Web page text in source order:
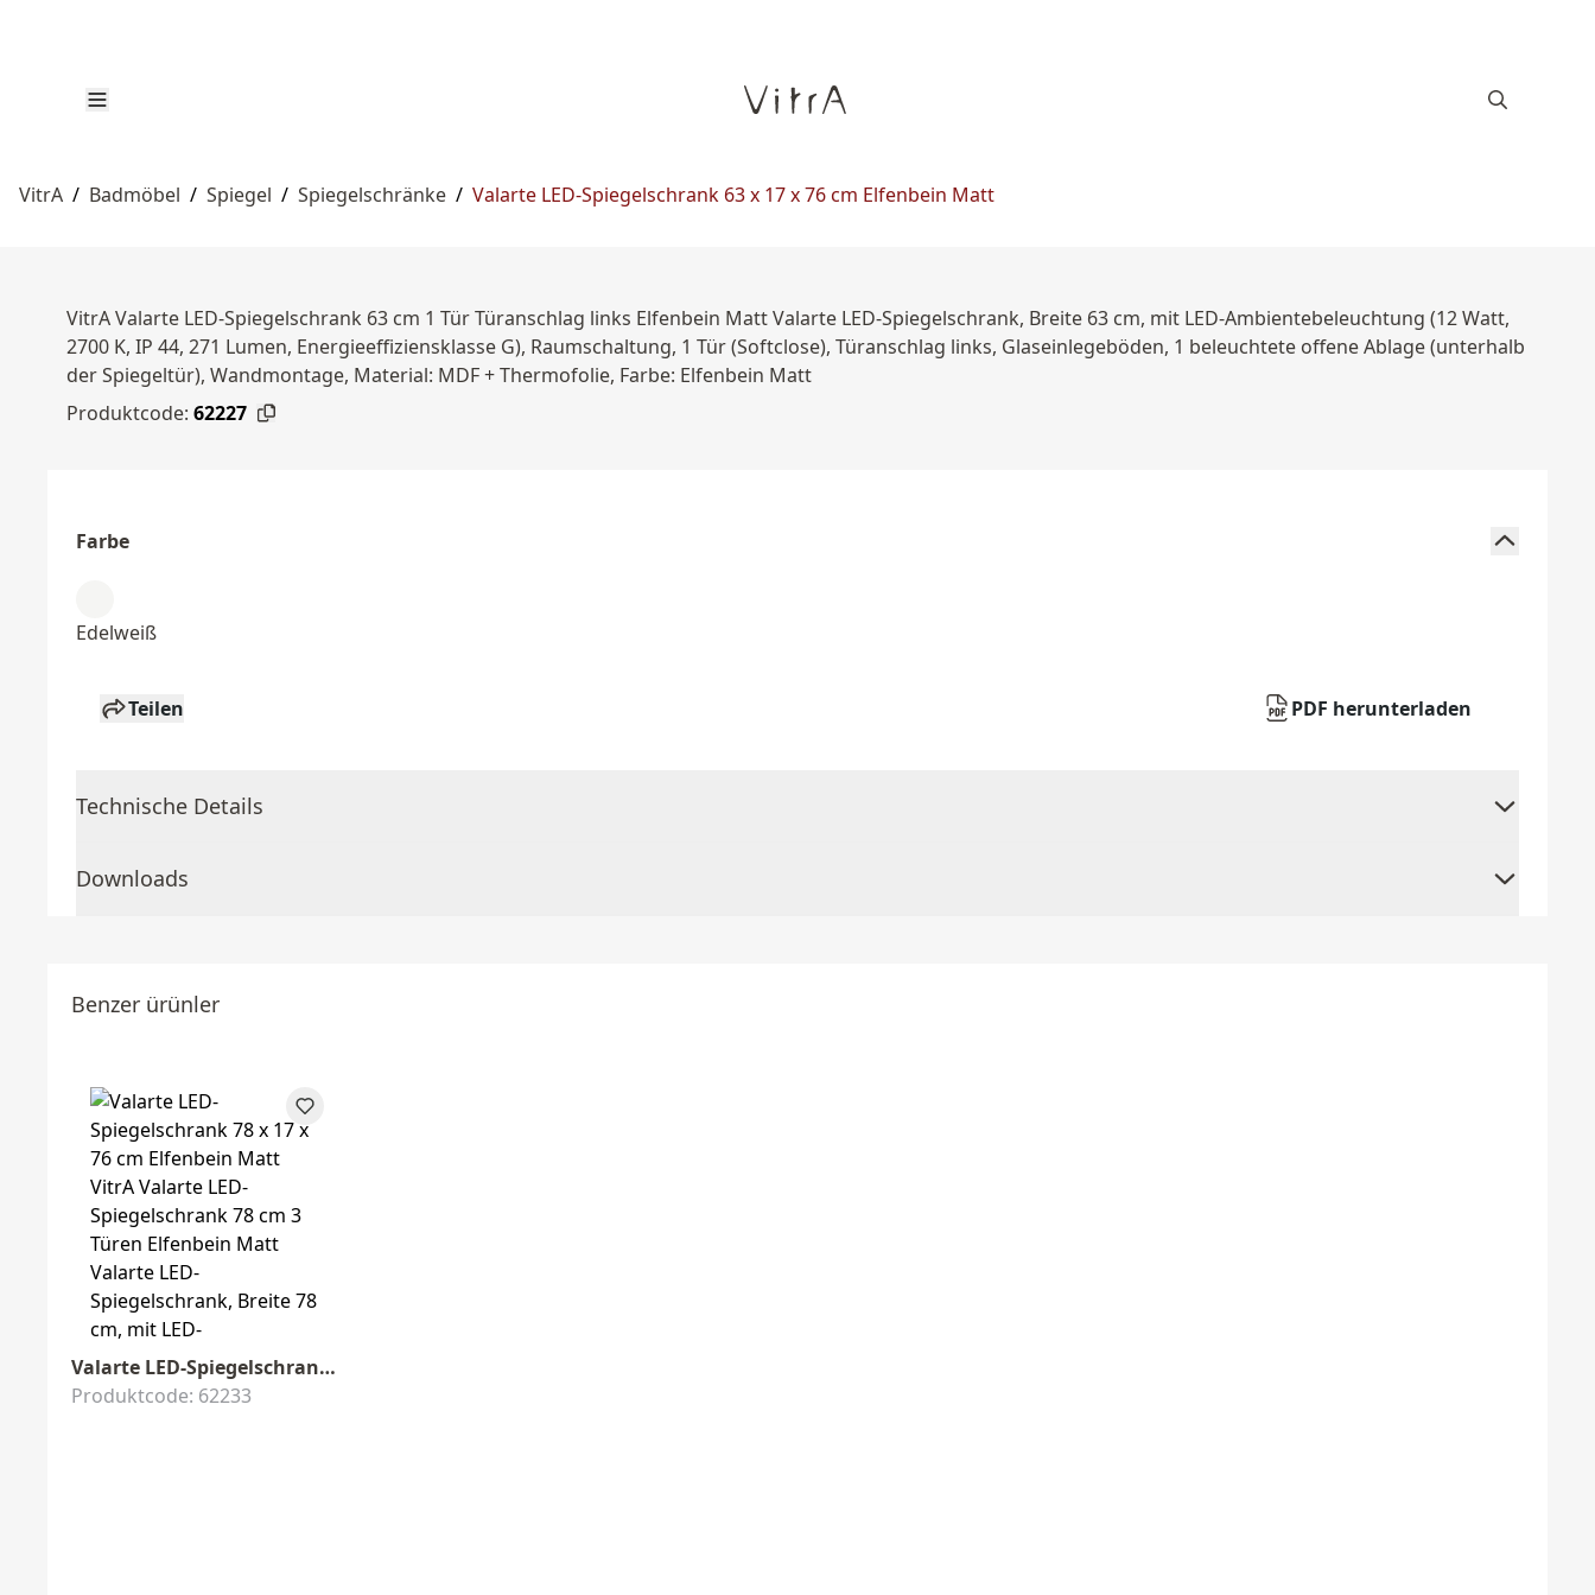
VitrA / Badmöbel / Spiegel / Spiegelschränke / Valarte LED-Spiegelschrank 63 x 17 x 76 cm Elfenbein Matt
VitrA Valarte LED-Spiegelschrank 63 cm 1 Tür Türanschlag links Elfenbein Matt Valarte LED-Spiegelschrank, Breite 63 cm, mit LED-Ambientebeleuchtung (12 Watt,
2700 K, IP 44, 271 Lumen, Energieeffiziensklasse G), Raumschaltung, 1 Tür (Softclose), Türanschlag links, Glaseinlegeböden, 1 beleuchtete offene Ablage (unterhalb
der Spiegeltür), Wandmontage, Material: MDF + Thermofolie, Farbe: Elfenbein Matt
Produktcode: 62227
Farbe
Edelweiß
Teilen PDF herunterladen
Technische Details
Downloads
Benzer ürünler
Valarte LED-Spiegelschrank 78 x 17 x 76 cm Elfenbein Matt
Produktcode: 62233